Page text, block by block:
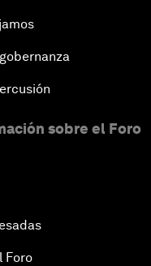
sobre el Foro
Foro